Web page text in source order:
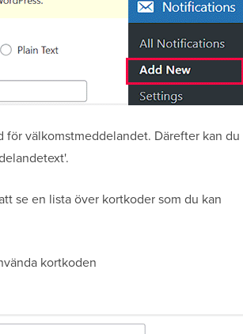
för välkomstmeddelandet. Därefter kan du
se en lista över kortkoder som du kan
kortkoden